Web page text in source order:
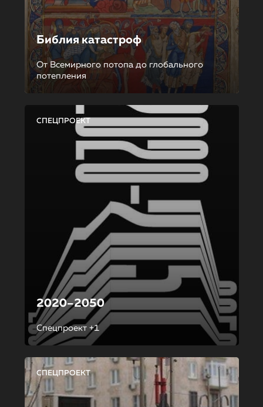
Библия катастроф
От Всемирного потопа до глобального
потепления
СПЕЦПРОЕКТ
2020–2050
Спецпроект +1
СПЕЦПРОЕКТ